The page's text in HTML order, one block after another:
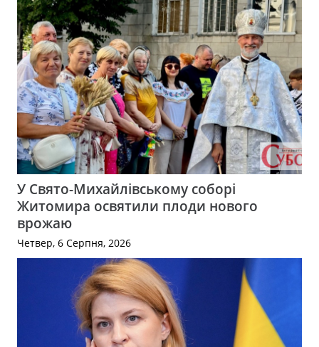
У Свято-Михайлівському соборі
Житомира освятили плоди нового
врожаю
Четвер, 6 Серпня, 2026